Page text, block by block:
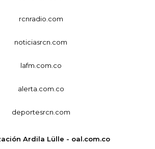
rcnradio.com
noticiasrcn.com
lafm.com.co
alerta.com.co
deportesrcn.com
Ardila Lülle - oal.com.co